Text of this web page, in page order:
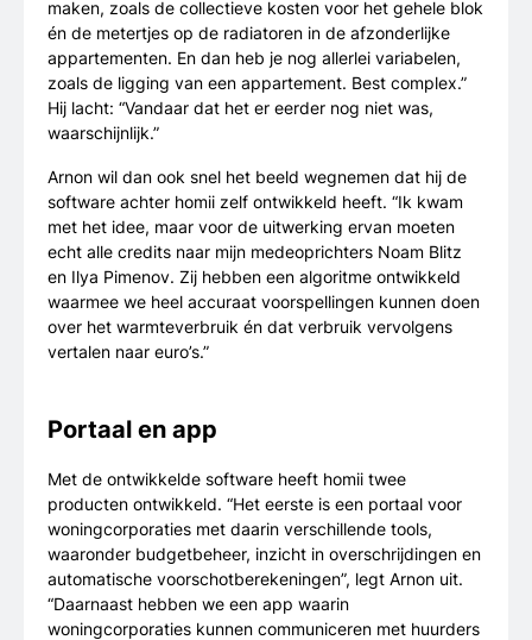
maken, zoals de collectieve kosten voor het gehele blok
én de metertjes op de radiatoren in de afzonderlijke
appartementen. En dan heb je nog allerlei variabelen,
zoals de ligging van een appartement. Best complex.”
Hij lacht: “Vandaar dat het er eerder nog niet was,
waarschijnlijk.”
Arnon wil dan ook snel het beeld wegnemen dat hij de
software achter homii zelf ontwikkeld heeft. “Ik kwam
met het idee, maar voor de uitwerking ervan moeten
echt alle credits naar mijn medeoprichters Noam Blitz
en Ilya Pimenov. Zij hebben een algoritme ontwikkeld
waarmee we heel accuraat voorspellingen kunnen doen
over het warmteverbruik én dat verbruik vervolgens
vertalen naar euro’s.”
Portaal en app
Met de ontwikkelde software heeft homii twee
producten ontwikkeld. “Het eerste is een portaal voor
woningcorporaties met daarin verschillende tools,
waaronder budgetbeheer, inzicht in overschrijdingen en
automatische voorschotberekeningen”, legt Arnon uit.
“Daarnaast hebben we een app waarin
woningcorporaties kunnen communiceren met huurders